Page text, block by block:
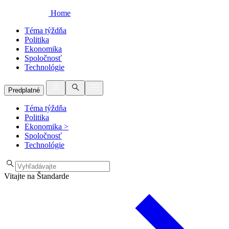
Home
Téma týždňa
Politika
Ekonomika
Spoločnosť
Technológie
Predplatné
Téma týždňa
Politika
Ekonomika >
Spoločnosť
Technológie
Vitajte na Štandarde